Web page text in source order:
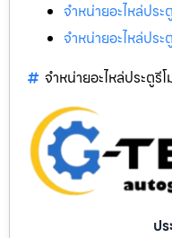
จำหน่ายอะไหล่ประ
จำหน่ายอะไหล่ประ
จำหน่ายอะไหล่ประตูรี
ป